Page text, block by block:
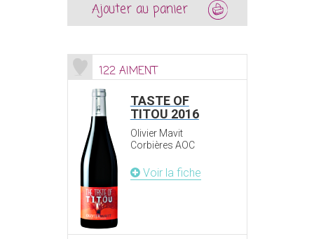
Ajouter au panier
122 AIMENT
TASTE OF
TITOU 2016
Olivier Mavit
Corbières AOC
Voir la fiche